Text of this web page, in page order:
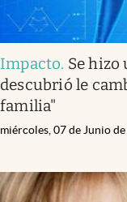
Impacto. Se hizo
descubrió le
familia"
miércoles, 07 de Junio